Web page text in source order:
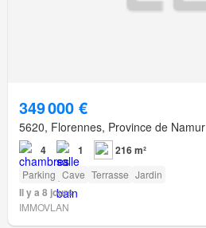
349 000 €
5620, Florennes, Province de Namur
4 1 216 m²
Parking Cave Terrasse Jardin
Il y a 8 jours
IMMOVLAN